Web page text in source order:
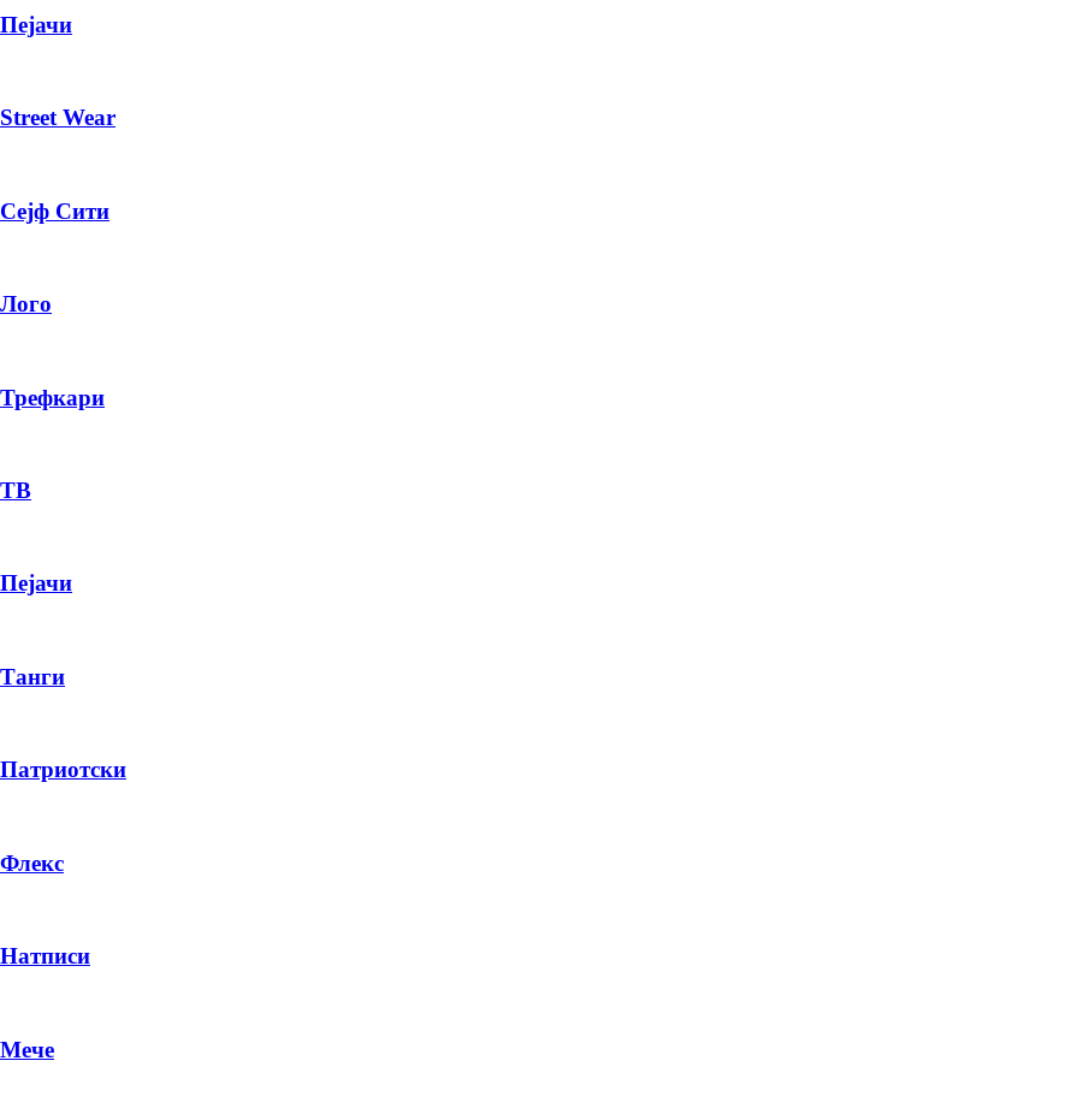
Пејачи
Street Wear
Сејф Сити
Лого
Трефкари
ТВ
Пејачи
Танги
Патриотски
Флекс
Натписи
Мече